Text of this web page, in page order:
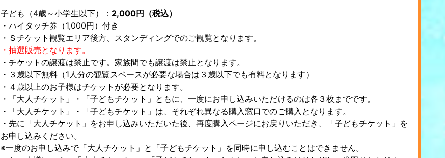
子ども（4歳～小学生以下）： 2,000円（税込）
・ハイタッチ券（1,000円）付き
・Ｓチケット観覧エリア後方、スタンディングでのご観覧となります。
・抽選販売となります。
・チケットの譲渡は禁止です。家族間でも譲渡は禁止となります。
・３歳以下無料（1人分の観覧スペースが必要な場合は３歳以下でも有料となります）
・４歳以上のお子様はチケットが必要となります。
・「大人チケット」・「子どもチケット」ともに、一度にお申し込みいただけるのは各３枚までです。
・「大人チケット」・「子どもチケット」は、それぞれ異なる購入窓口でのご購入となります。
・先に「大人チケット」をお申し込みいただいた後、再度購入ページにお戻りいただき、「子どもチケット」を
お申し込みください。
※一度のお申し込みで「大人チケット」と「子どもチケット」を同時に申し込むことはできません。